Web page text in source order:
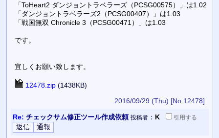
「ToHeart2 ダンジョントラベラーズ（PCSG00575）」は1.02
「ダンジョントラベラーズ2（PCSG00407）」は1.03
「戦国無双 Chronicle 3（PCSG00471）」は1.03
です。
宜しくお願い致します。
12478.zip(1438KB)
2016/09/29 (Thu) [No.12478]
Re: チェックサム修正ツール作成依頼 投稿者： K 引用する